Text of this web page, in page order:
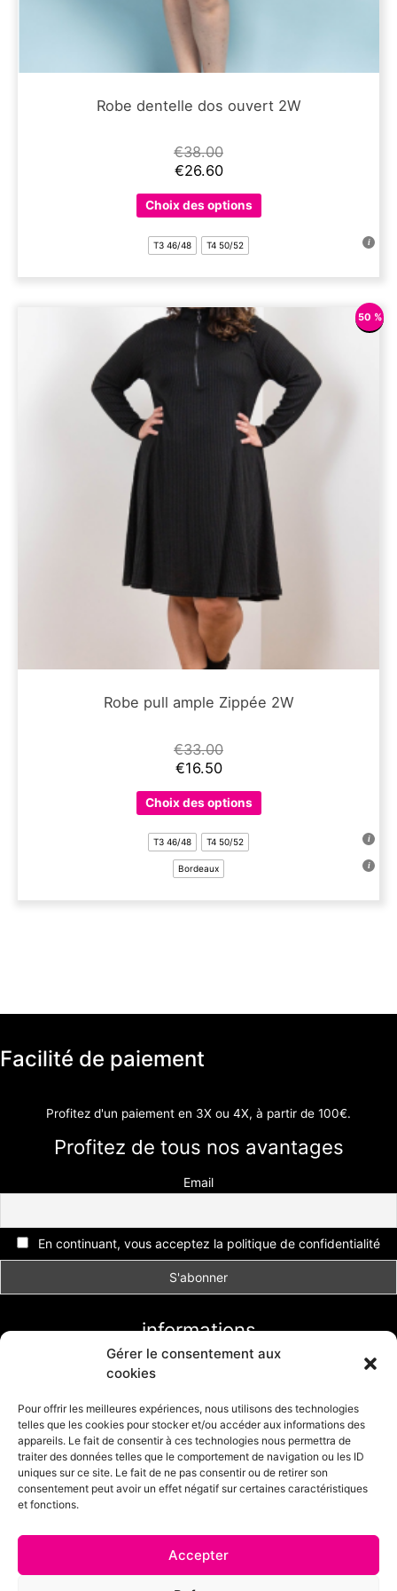
Gérer le consentement aux
cookies
Pour offrir les meilleures expériences, nous utilisons des technologies
telles que les cookies pour stocker et/ou accéder aux informations des
appareils. Le fait de consentir à ces technologies nous permettra de
traiter des données telles que le comportement de navigation ou les ID
uniques sur ce site. Le fait de ne pas consentir ou de retirer son
consentement peut avoir un effet négatif sur certaines caractéristiques
et fonctions.
Accepter
Robe dentelle dos ouvert 2W
€38.00
€26.60
Choix des options
Ce
produit
variations.
options
peuvent
choisies
sur
page
du
produit
T3 46/48 T4 50/52
50 %
Robe pull ample Zippée 2W
€33.00
€16.50
Choix des options
Ce
produit
T3 46/48 T4 50/52
Bordeaux
Facilité de paiement
Profitez d'un paiement en 3X ou 4X, à partir de 100€.
Profitez de tous nos avantages
Email
En continuant, vous acceptez la politique de confidentialité
informations
Conditions générales de vente
Formulaire de retour
Politique de cookies (UE)